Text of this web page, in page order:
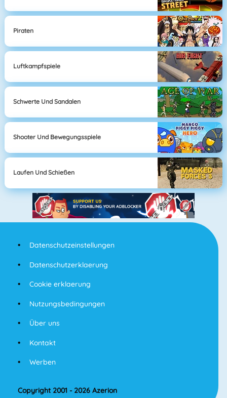
Piraten
Luftkampfspiele
Schwerte Und Sandalen
Shooter Und Bewegungsspiele
Laufen Und Schießen
Datenschutzeinstellungen
Datenschutzerklaerung
Cookie erklaerung
Nutzungsbedingungen
Über uns
Kontakt
Werben
Copyright 2001 - 2026 Azerion